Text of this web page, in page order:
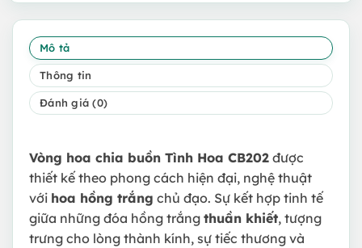
Mô tả
Thông tin
Đánh giá (0)
Vòng hoa chia buồn Tình Hoa CB202 được
thiết kế theo phong cách hiện đại, nghệ thuật
với hoa hồng trắng chủ đạo. Sự kết hợp tinh tế
giữa những đóa hồng trắng thuần khiết, tượng
trưng cho lòng thành kính, sự tiếc thương và